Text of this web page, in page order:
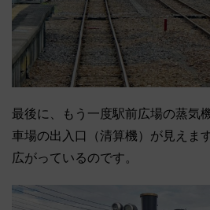
最後に、もう一度駅前広場の蒸気
車場の出入口（清算機）が見えま
広がっているのです。